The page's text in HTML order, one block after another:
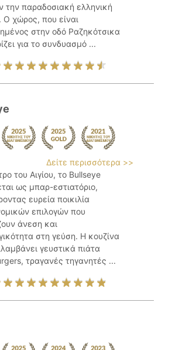
την παραδοσιακή ελληνική
Ο χώρος, που είναι
στην οδό Ραζηκότσικα
για το συνδυασμό ...
Δείτε περισσότερα >>
του Αιγίου, το Bullseye
ως μπαρ-εστιατόριο,
ευρεία ποικιλία
επιλογών που
άνεση και
στη γεύση. Η κουζίνα
γευστικά πιάτα
τραγανές τηγανητές ...